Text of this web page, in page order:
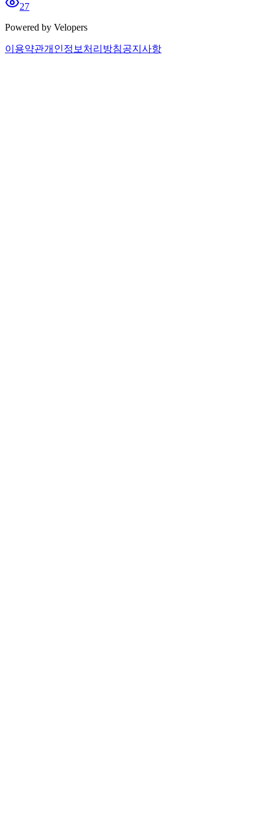
27
Powered by Velopers
이용약관개인정보처리방침공지사항